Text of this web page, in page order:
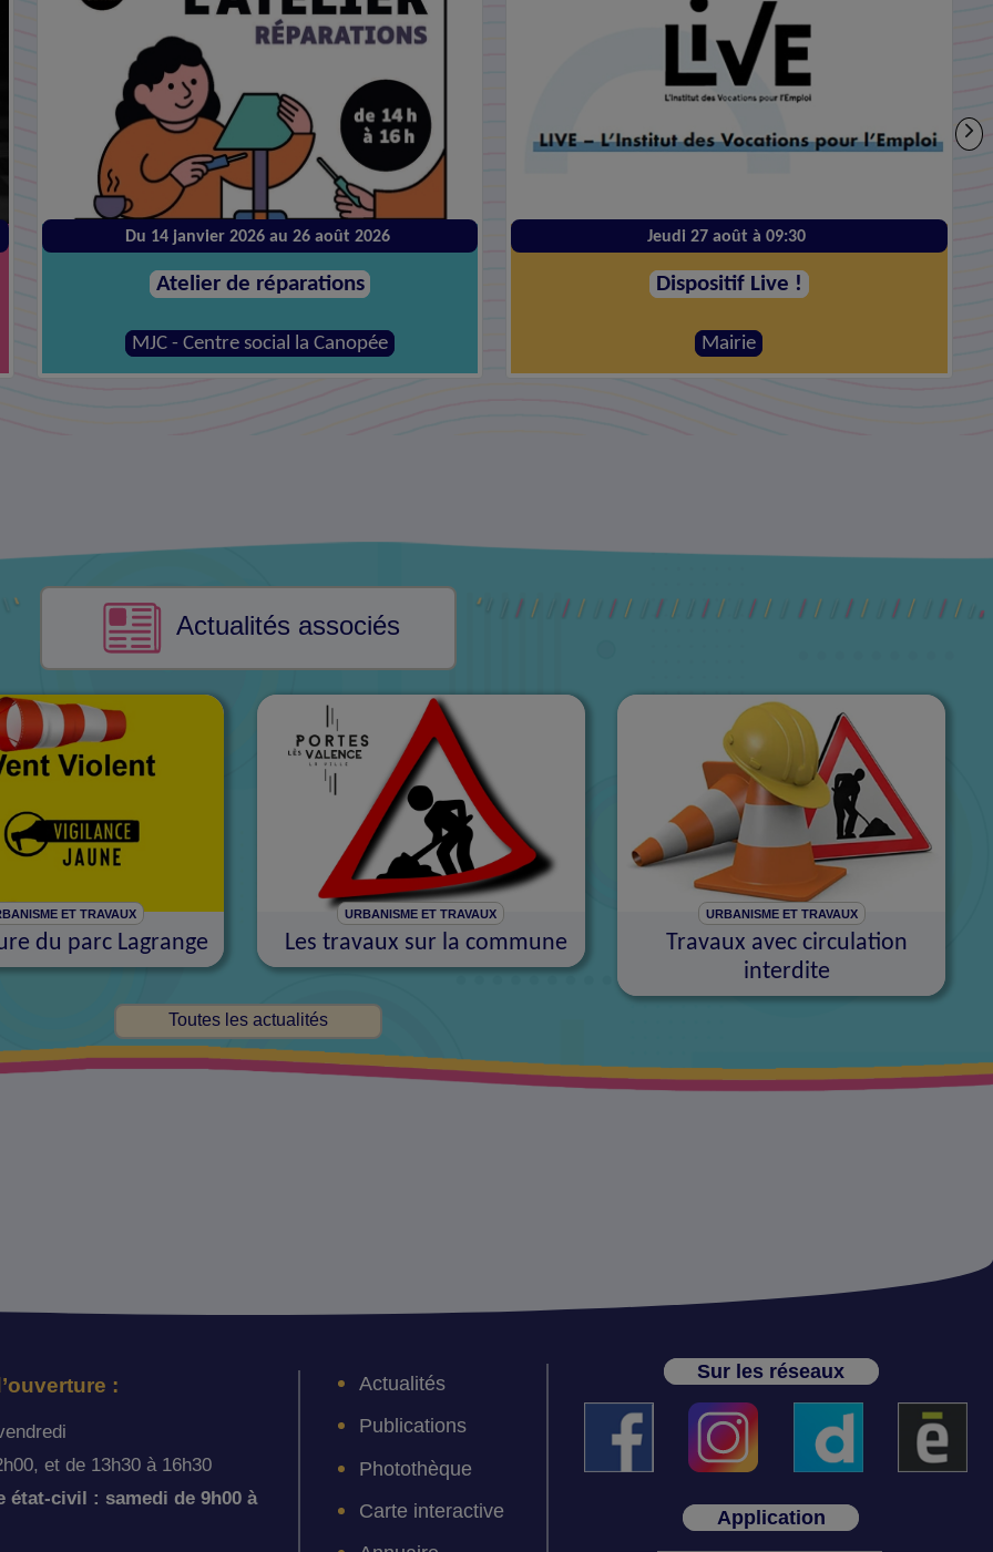
Jeudi 27 août à 09:30
Dispositif Live !
Mairie
Vendredi 28 août à 20:00
Le Plus Grand Before #10
Mairie
Actualités associés
ET TRAVAUX
du parc Lagrange
URBANISME ET TRAVAUX
Les travaux sur la commune
URBANISME ET TRAVAUX
Travaux avec circulation
interdite
Toutes les actualités
:
et de 13h30 à 16h30
état-civil : samedi de 9h00 à
Actualités
Publications
Photothèque
Carte interactive
Sur les réseaux
Application